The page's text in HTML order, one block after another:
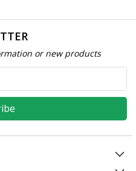
or new products